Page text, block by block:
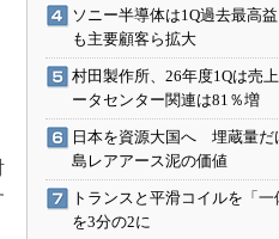
ソニー半導体は1Q過去最高
も主要顧客ら拡大
村田製作所、26年度1Qは売
ータセンター関連は81％増
日本を資源大国へ 埋蔵量だ
島レアアース泥の価値
トランスと平滑コイルを「
を3分の2に